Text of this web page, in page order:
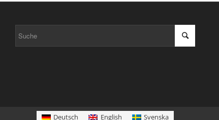
Deutsch English Svenska